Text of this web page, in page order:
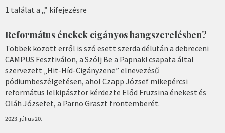
1 találat a „” kifejezésre
Református énekek cigányos hangszerelésben?
Többek között erről is szó esett szerda délután a debreceni
CAMPUS Fesztiválon, a Szólj Be a Papnak! csapata által
szervezett „Hit-Híd-Cigányzene” elnevezésű
pódiumbeszélgetésen, ahol Czapp József mikepércsi
református lelkipásztor kérdezte Előd Fruzsina énekest és
Oláh Józsefet, a Parno Graszt frontemberét.
2023. július 20.